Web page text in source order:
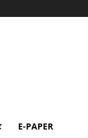
E-PAPER